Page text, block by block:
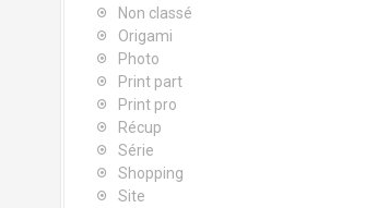
Non classé
Origami
Photo
Print part
Print pro
Récup
Série
Shopping
Site